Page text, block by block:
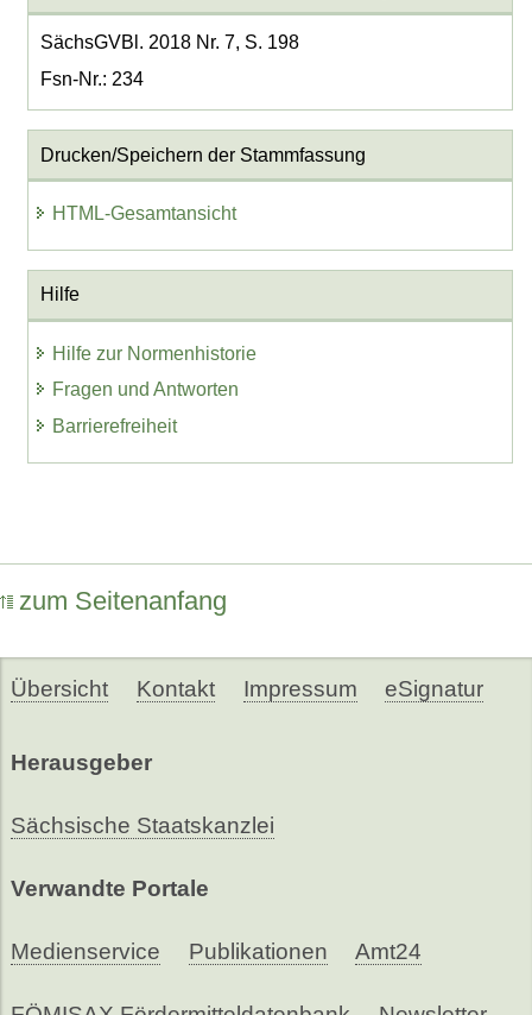
SächsGVBl. 2018 Nr. 7, S. 198
Fsn-Nr.: 234
Drucken/Speichern der Stammfassung
HTML-Gesamtansicht
Hilfe
Hilfe zur Normenhistorie
Fragen und Antworten
Barrierefreiheit
zum Seitenanfang
Übersicht Kontakt Impressum eSignatur
Herausgeber
Sächsische Staatskanzlei
Verwandte Portale
Medienservice Publikationen Amt24